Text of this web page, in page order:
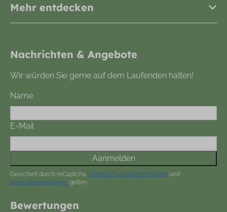
Mehr entdecken
Nachrichten & Angebote
Wir würden Sie gerne auf dem Laufenden halten!
Name
E-Mail
Aanmelden
Gesichert durch reCaptcha, Datenschutzbestimmungen und
Servicebedingungen gelten.
Bewertungen